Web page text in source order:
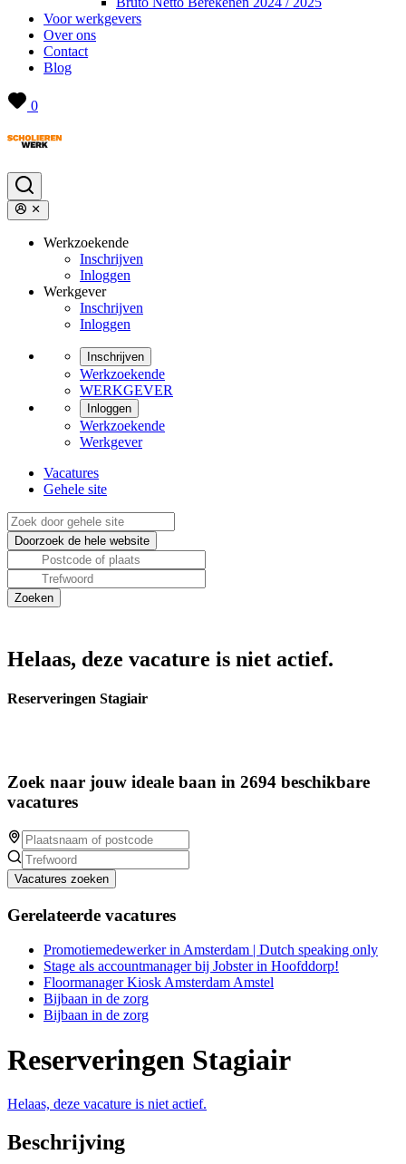
Voor werkgevers
Over ons
Contact
Blog
0
Werkzoekende
Inschrijven
Inloggen
Werkgever
Inschrijven
Inloggen
Inschrijven
Werkzoekende
WERKGEVER
Inloggen
Werkzoekende
Werkgever
Vacatures
Gehele site
Helaas, deze vacature is niet actief.
Reserveringen Stagiair
Zoek naar jouw ideale baan in 2694 beschikbare
vacatures
Vacatures zoeken
Gerelateerde vacatures
Promotiemedewerker in Amsterdam | Dutch speaking only
Stage als accountmanager bij Jobster in Hoofddorp!
Floormanager Kiosk Amsterdam Amstel
Bijbaan in de zorg
Bijbaan in de zorg
Reserveringen Stagiair
Helaas, deze vacature is niet actief.
Beschrijving